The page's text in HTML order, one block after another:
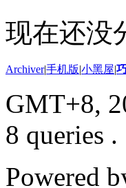
现在还没
Archiver|手机版|小黑屋|
GMT+8,
8 queries .
Powered